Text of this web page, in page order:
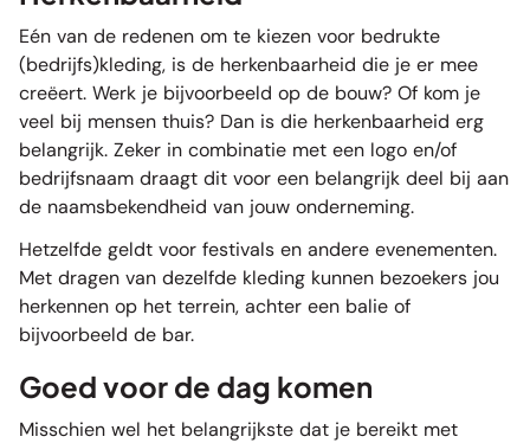
Eén van de redenen om te kiezen voor bedrukte
(bedrijfs)kleding, is de herkenbaarheid die je er mee
creëert. Werk je bijvoorbeeld op de bouw? Of kom je
veel bij mensen thuis? Dan is die herkenbaarheid erg
belangrijk. Zeker in combinatie met een logo en/of
bedrijfsnaam draagt dit voor een belangrijk deel bij aan
de naamsbekendheid van jouw onderneming.
Hetzelfde geldt voor festivals en andere evenementen.
Met dragen van dezelfde kleding kunnen bezoekers jou
herkennen op het terrein, achter een balie of
bijvoorbeeld de bar.
Goed voor de dag komen
Misschien wel het belangrijkste dat je bereikt met